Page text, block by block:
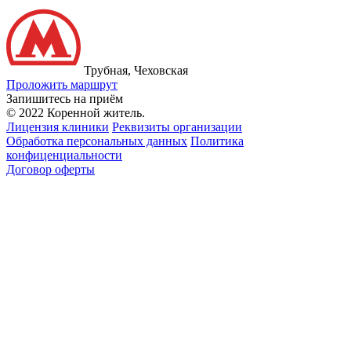
Трубная, Чеховская
Проложить маршрут
Запишитесь на приём
© 2022 Коренной житель.
Лицензия клиники Реквизиты организации
Обработка персональных данных Политика
конфиценциальности
Договор оферты